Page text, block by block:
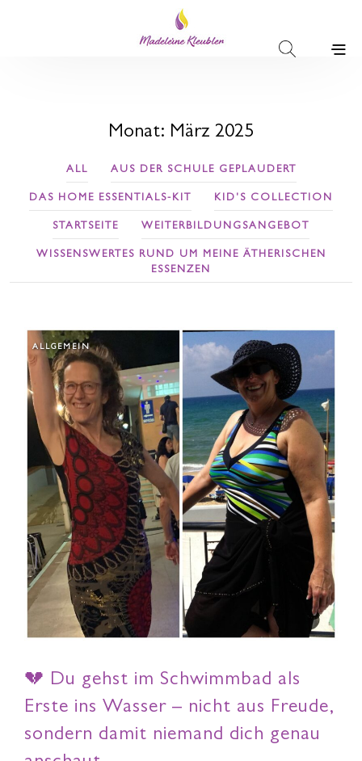
Monat: März 2025
ALL AUS DER SCHULE GEPLAUDERT
DAS HOME ESSENTIALS-KIT KID'S COLLECTION
STARTSEITE WEITERBILDUNGSANGEBOT
WISSENSWERTES RUND UM MEINE ÄTHERISCHEN
ESSENZEN
ALLGEMEIN
💔 Du gehst im Schwimmbad als
Erste ins Wasser – nicht aus Freude,
sondern damit niemand dich genau